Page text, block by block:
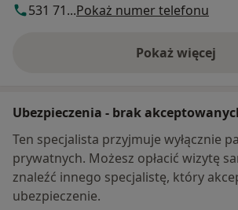
531 71...Pokaż numer telefonu
Pokaż więcej
o adresie
Ubezpieczenia - brak
Ten specjalista przyjmuje wyłącznie
prywatnych. Możesz opłacić wizytę
znaleźć innego specjalistę, który
ubezpieczenie.